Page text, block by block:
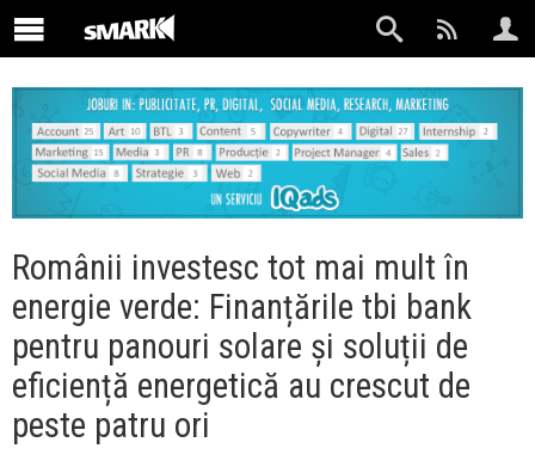
Românii investesc tot mai mult în
energie verde: Finanțările tbi bank
pentru panouri solare și soluții de
eficiență energetică au crescut de
peste patru ori